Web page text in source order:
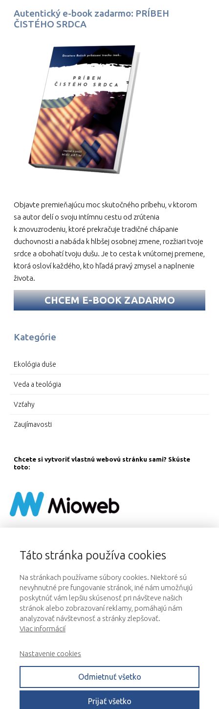
Autentický e-book zadarmo: PRÍBEH
ČISTÉHO SRDCA
Objavte premieňajúcu moc skutočného príbehu, v ktorom
sa autor delí o svoju intímnu cestu od zrútenia
k znovuzrodeniu, ktoré prekračuje tradičné chápanie
duchovnosti a nabáda k hlbšej osobnej zmene, rozžiari tvoje
srdce a obohatí tvoju dušu. Je to cesta k vnútornej premene,
ktorá osloví každého, kto hľadá pravý zmysel a naplnenie
života.
CHCEM E-BOOK ZADARMO
Kategórie
Ekológia duše
Veda a teológia
Vzťahy
Zaujímavosti
Chcete si vytvoriť vlastnú webovú stránku sami? Skúste
toto:
Blog
E-book ZADARMO
QUANTUM KRESŤANA
OCHRANA OSOBNÝCH ÚDAJOV
Táto stránka používa cookies
Na stránkach používame súbory cookies. Niektoré sú
nevyhnutné pre fungovanie stránok, iné nám umožňujú
poskytnúť vám lepšiu skúsenosť pri návšteve našich
stránok alebo zobrazovaní reklamy, pomáhajú nám
analyzovať návštevnosť a stránky zlepšovať.
Viac informácií
Nastavenie cookies
Odmietnuť všetko
Prijať všetko